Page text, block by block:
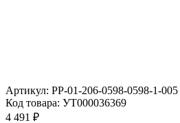
Артикул: PP-01-206-0598-0598-1-005
Код товара: УТ000036369
4 491 ₽